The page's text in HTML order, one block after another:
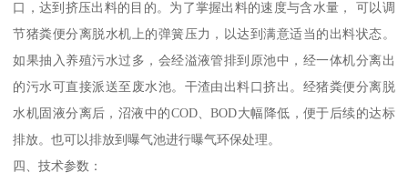
口，达到挤压出料的目的。为了掌握出料的速度与含水量， 可以调
节猪粪便分离脱水机上的弹簧压力，以达到满意适当的出料状态。
如果抽入养殖污水过多，会经溢液管排到原池中，经一体机分离出
的污水可直接派送至废水池。干渣由出料口挤出。经猪粪便分离脱
水机固液分离后，沼液中的COD、BOD大幅降低，便于后续的达标
排放。也可以排放到曝气池进行曝气环保处理。
四、技术参数：